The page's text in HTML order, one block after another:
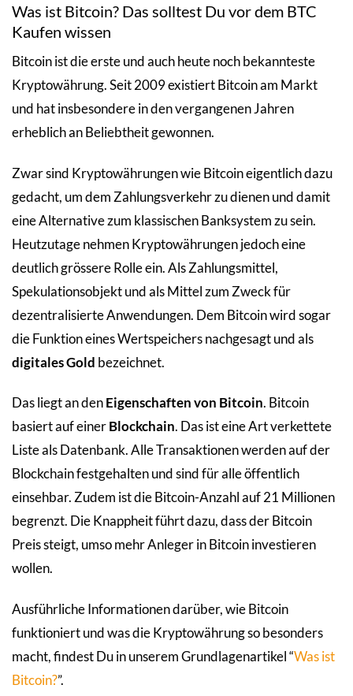
Was ist Bitcoin? Das solltest Du vor dem BTC
Kaufen wissen
Bitcoin ist die erste und auch heute noch bekannteste
Kryptowährung. Seit 2009 existiert Bitcoin am Markt
und hat insbesondere in den vergangenen Jahren
erheblich an Beliebtheit gewonnen.
Zwar sind Kryptowährungen wie Bitcoin eigentlich dazu
gedacht, um dem Zahlungsverkehr zu dienen und damit
eine Alternative zum klassischen Banksystem zu sein.
Heutzutage nehmen Kryptowährungen jedoch eine
deutlich grössere Rolle ein. Als Zahlungsmittel,
Spekulationsobjekt und als Mittel zum Zweck für
dezentralisierte Anwendungen. Dem Bitcoin wird sogar
die Funktion eines Wertspeichers nachgesagt und als
digitales Gold bezeichnet.
Das liegt an denEigenschaften von Bitcoin. Bitcoin
basiert auf einerBlockchain. Das ist eine Art verkettete
Liste als Datenbank. Alle Transaktionen werden auf der
Blockchain festgehalten und sind für alle öffentlich
einsehbar. Zudem ist die Bitcoin-Anzahl auf 21 Millionen
begrenzt. Die Knappheit führt dazu, dass der Bitcoin
Preis steigt, umso mehr Anleger in Bitcoin investieren
wollen.
Ausführliche Informationen darüber, wie Bitcoin
funktioniert und was die Kryptowährung so besonders
macht, findest Du in unserem Grundlagenartikel “Was ist
Bitcoin?”.